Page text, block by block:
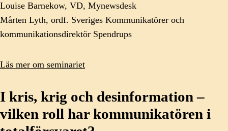
Louise Barnekow, VD, Mynewsdesk
Mårten Lyth, ordf. Sveriges Kommunikatörer och
kommunikationsdirektör Spendrups
Läs mer om seminariet
I kris, krig och desinformation –
vilken roll har kommunikatören i